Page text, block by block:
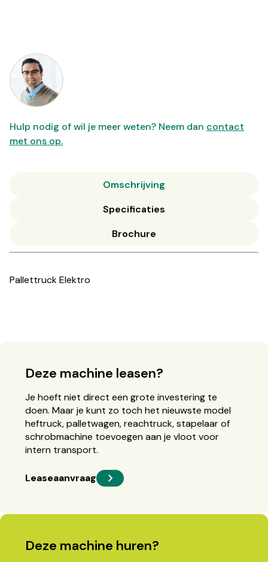
Hulp nodig of wil je meer weten? Neem dan contact
met ons op.
Omschrijving
Specificaties
Brochure
Pallettruck Elektro
Deze machine leasen?
Je hoeft niet direct een grote investering te
doen. Maar je kunt zo toch het nieuwste model
heftruck, palletwagen, reachtruck, stapelaar of
schrobmachine toevoegen aan je vloot voor
intern transport.
Leaseaanvraag
Deze machine huren?